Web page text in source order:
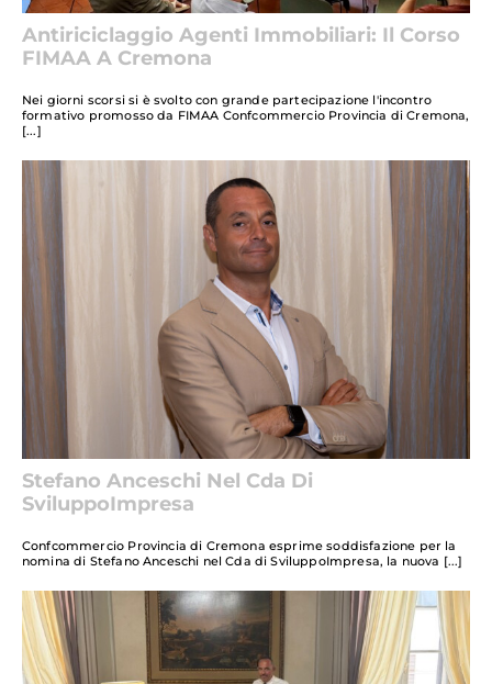
Antiriciclaggio Agenti Immobiliari: Il Corso
FIMAA A Cremona
Nei giorni scorsi si è svolto con grande partecipazione l'incontro
formativo promosso da FIMAA Confcommercio Provincia di Cremona,
Stefano Anceschi Nel Cda Di
SviluppoImpresa
Confcommercio Provincia di Cremona esprime soddisfazione per la
nomina di Stefano Anceschi nel Cda di SviluppoImpresa, la nuova